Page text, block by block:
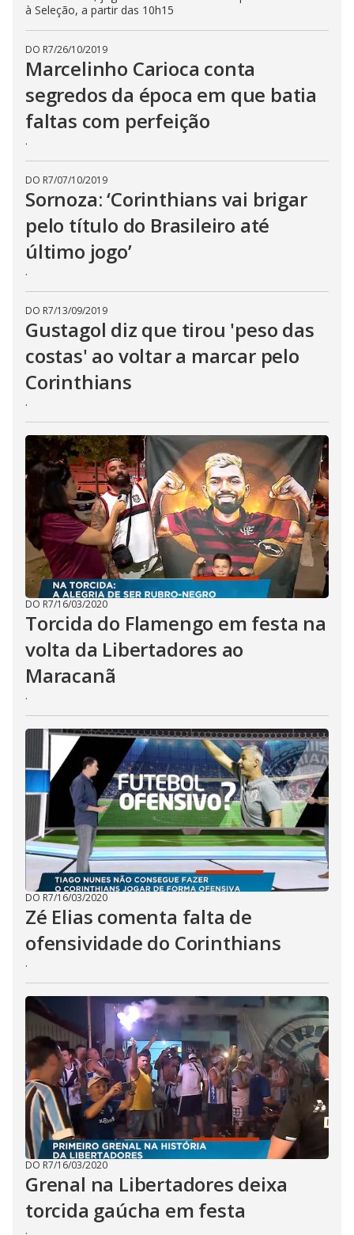
à Seleção, a partir das 10h15
DO R7/26/10/2019
Marcelinho Carioca conta
segredos da época em que batia
faltas com perfeição
.
DO R7/07/10/2019
Sornoza: ‘Corinthians vai brigar
pelo título do Brasileiro até
último jogo’
.
DO R7/13/09/2019
Gustagol diz que tirou 'peso das
costas' ao voltar a marcar pelo
Corinthians
.
DO R7/16/03/2020
Torcida do Flamengo em festa na
volta da Libertadores ao
Maracanã
.
DO R7/16/03/2020
Zé Elias comenta falta de
ofensividade do Corinthians
.
DO R7/16/03/2020
Grenal na Libertadores deixa
torcida gaúcha em festa
.